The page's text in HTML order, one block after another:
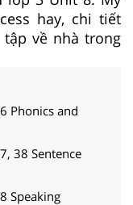
hay, chi tiết
về nhà trong
Phonics and
38 Sentence
Speaking